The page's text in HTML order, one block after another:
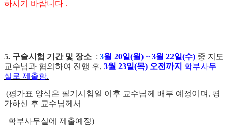
하시기 바랍니다 .
5. 구술시험 기간 및 장소 : 3월 20일(월) ~ 3월 22일(수) 중 지도
교수님과 협의하여 진행 후, 3월 23일(목) 오전까지 학부사무
실로 제출함.
(평가표 양식은 필기시험일 이후 교수님께 배부 예정이며 , 평
가하신 후 교수님께서
학부사무실에 제출예정)